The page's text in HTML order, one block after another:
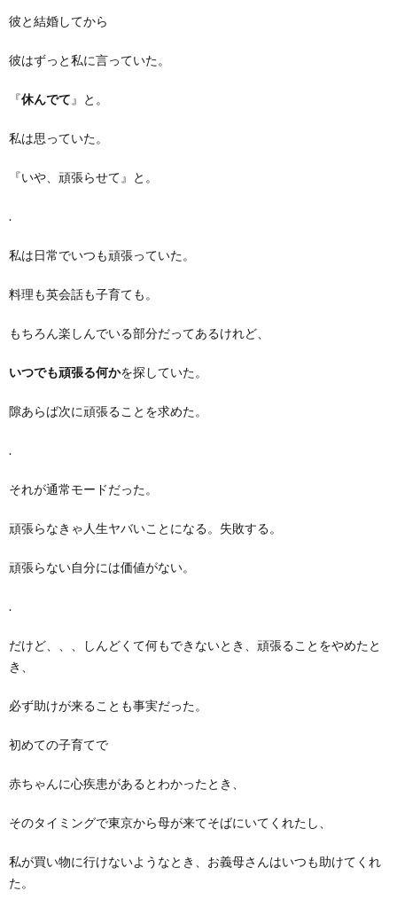
彼と結婚してから
彼はずっと私に言っていた。
『休んでて 』と。
私は思っていた。
『いや、頑張らせて』と。
.
私は日常でいつも頑張っていた。
料理も英会話も子育ても。
もちろん楽しんでいる部分だってあるけれど、
いつでも頑張る何かを探していた。
隙あらば次に頑張ることを求めた。
.
それが通常モードだった。
頑張らなきゃ人生ヤバいことになる。失敗する。
頑張らない自分には価値がない。
.
だけど、、、しんどくて何もできないとき、頑張ることをやめたと
き、
必ず助けが来ることも事実だった。
初めての子育てで
赤ちゃんに心疾患があるとわかったとき、
そのタイミングで東京から母が来てそばにいてくれたし、
私が買い物に行けないようなとき、お義母さんはいつも助けてくれ
た。